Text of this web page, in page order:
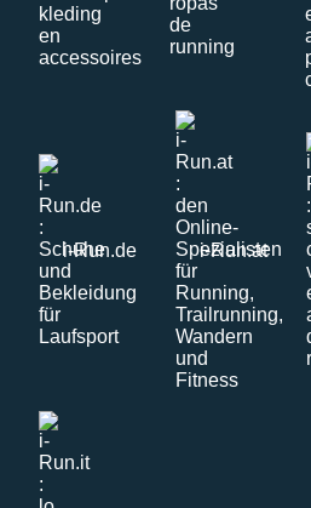
i-Run.de i-Run.at